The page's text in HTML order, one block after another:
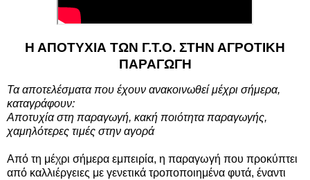
Η ΑΠΟΤΥΧΙΑ ΤΩΝ Γ.Τ.Ο. ΣΤΗΝ ΑΓΡΟΤΙΚΗ
ΠΑΡΑΓΩΓΗ
Τα αποτελέσματα που έχουν ανακοινωθεί μέχρι σήμερα,
καταγράφουν:
Αποτυχία στη παραγωγή, κακή ποιότητα παραγωγής,
χαμηλότερες τιμές στην αγορά
Από τη μέχρι σήμερα εμπειρία, η παραγωγή που προκύπτει
από καλλιέργειες με γενετικά τροποποιημένα φυτά, έναντι